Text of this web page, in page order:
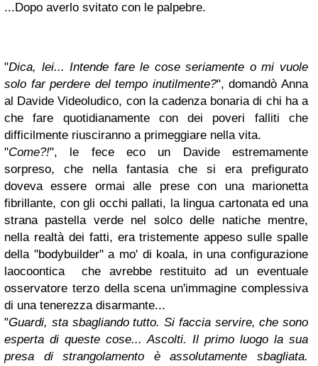
...Dopo averlo svitato con le palpebre.
"Dica, lei... Intende fare le cose seriamente o mi vuole
solo far perdere del tempo inutilmente?", domandò Anna
al Davide Videoludico, con la cadenza bonaria di chi ha a
che fare quotidianamente con dei poveri falliti che
difficilmente riusciranno a primeggiare nella vita.
"Come?!", le fece eco un Davide estremamente
sorpreso, che nella fantasia che si era prefigurato
doveva essere ormai alle prese con una marionetta
fibrillante, con gli occhi pallati, la lingua cartonata ed una
strana pastella verde nel solco delle natiche mentre,
nella realtà dei fatti, era tristemente appeso sulle spalle
della "bodybuilder" a mo' di koala, in una configurazione
laocoontica che avrebbe restituito ad un eventuale
osservatore terzo della scena un'immagine complessiva
di una tenerezza disarmante...
"Guardi, sta sbagliando tutto. Si faccia servire, che sono
esperta di queste cose... Ascolti. Il primo luogo la sua
presa di strangolamento è assolutamente sbagliata.